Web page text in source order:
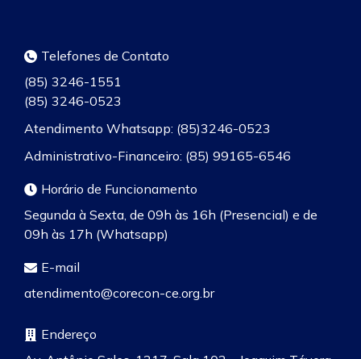
Telefones de Contato
(85) 3246-1551
(85) 3246-0523
Atendimento Whatsapp: (85)3246-0523
Administrativo-Financeiro: (85) 99165-6546
Horário de Funcionamento
Segunda à Sexta, de 09h às 16h (Presencial) e de
09h às 17h (Whatsapp)
E-mail
atendimento@corecon-ce.org.br
Endereço